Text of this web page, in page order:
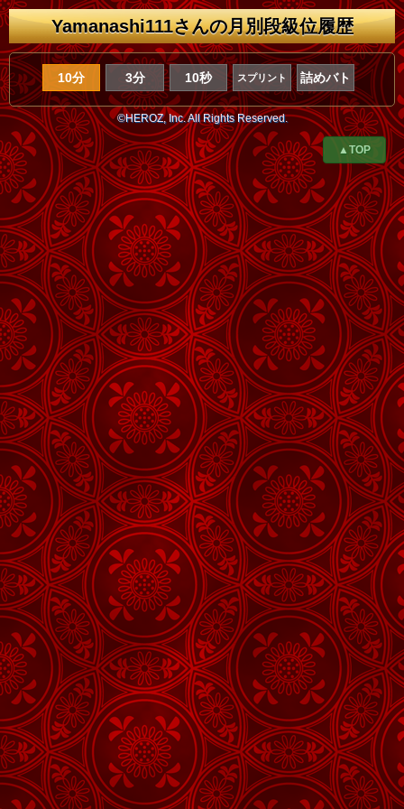
Yamanashi111さんの月別段級位履歴
10分 3分 10秒 スプリント 詰めバト
©HEROZ, Inc. All Rights Reserved.
▲TOP